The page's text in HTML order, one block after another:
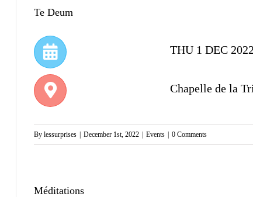
Te Deum
THU 1 DEC 2022
Chapelle de la
By lessurprises December 1st, 2022 Events 0 Comments
Méditations